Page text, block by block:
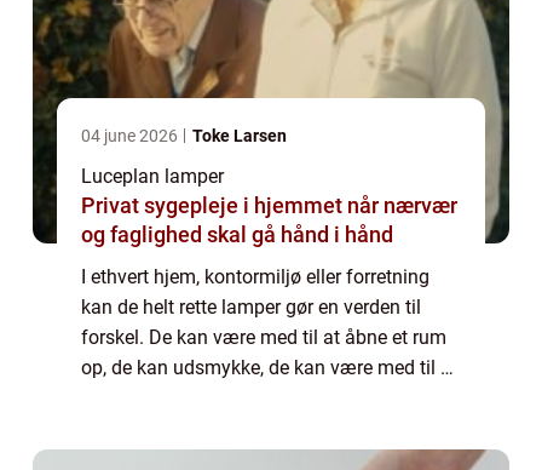
04 june 2026 Toke Larsen
Luceplan lamper
Privat sygepleje i hjemmet når nærvær
og faglighed skal gå hånd i hånd
I ethvert hjem, kontormiljø eller forretning
kan de helt rette lamper gør en verden til
forskel. De kan være med til at åbne et rum
op, de kan udsmykke, de kan være med til at